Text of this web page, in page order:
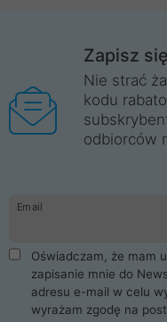
Zapisz
Nie strać
kodu
odbiorców
Email
Oświadczam, że mam
zapisanie mnie do
adresu e-mail w celu
wyrażam zgodę na